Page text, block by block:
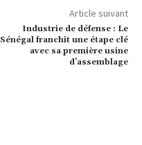
Article suivant
Industrie de défense : Le
Sénégal franchit une étape clé
avec sa première usine
d’assemblage